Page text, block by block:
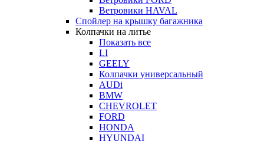
Ветровики HAVAL
Спойлер на крышку багажника
Колпачки на литье
Показать все
LI
GEELY
Колпачки универсальный
AUDi
BMW
CHEVROLET
FORD
HONDA
HYUNDAI